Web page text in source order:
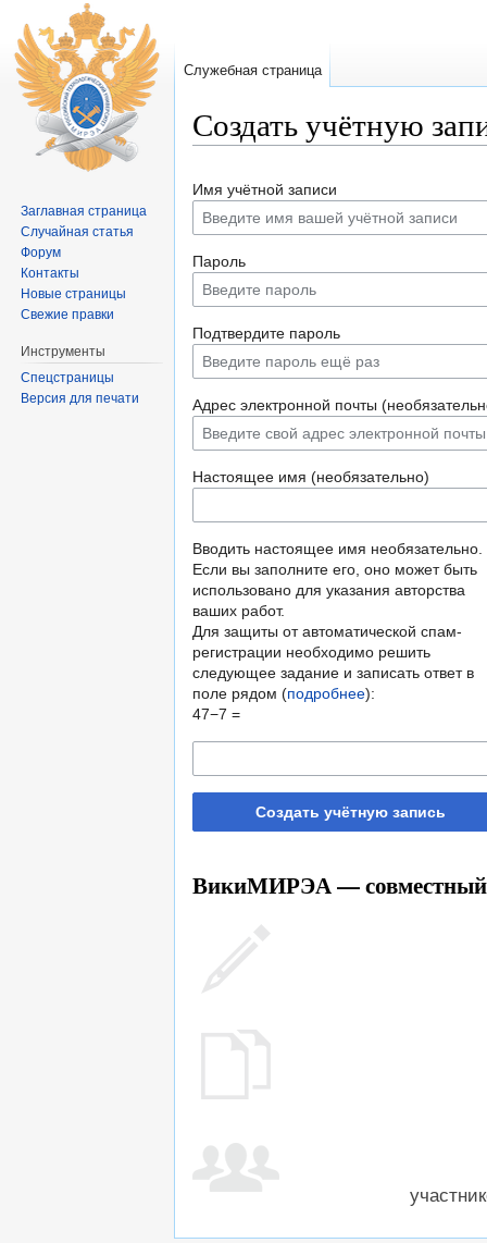
Создать учётную
Имя учётной записи
Пароль
Подтвердите пароль
Адрес электронной почты
Настоящее имя (необязательно)
Вводить настоящее имя необязательно.
Если вы заполните его, оно может быть
использовано для указания авторства
ваших работ.
Для защиты от автоматической спам-
регистрации необходимо решить
следующее задание и записать ответ в
поле рядом (подробнее):
47−7 =
Создать учётную запись
ВикиМИРЭА — совместный
Служебная страница
Заглавная страница
Случайная статья
Форум
Контакты
Новые страницы
Свежие правки
Инструменты
Спецстраницы
Версия для печати